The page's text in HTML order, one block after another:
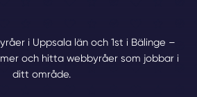
i Uppsala län och 1st i Bälinge –
och hitta webbyråer som jobbar i
ditt område.